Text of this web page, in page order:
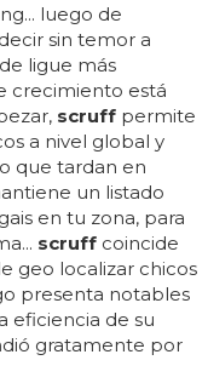
luego de
sin temor a
de ligue más
crecimiento está
scruff permite
a nivel global y
que tardan en
un listado
en tu zona, para
scruff coincide
geo localizar chicos
presenta notables
eficiencia de su
gratamente por